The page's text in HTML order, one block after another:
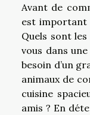
Avant de
est important
Quels sont
vous dans
besoin d’un
animaux de
cuisine
amis ? En